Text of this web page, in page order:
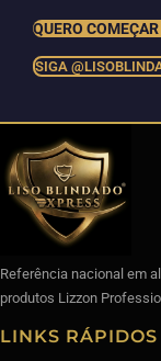
QUERO
SIGA
Referência nacional em
produtos Lizzon
LINKS RÁPIDOS